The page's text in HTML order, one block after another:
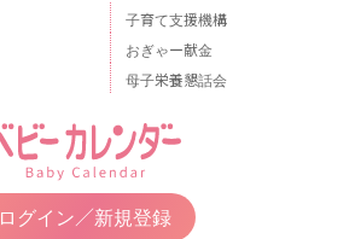
子育て支援機構
おぎゃー献金
母子栄養懇話会
ログイン／新規登録